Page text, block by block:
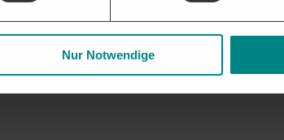
Nur Notwendige